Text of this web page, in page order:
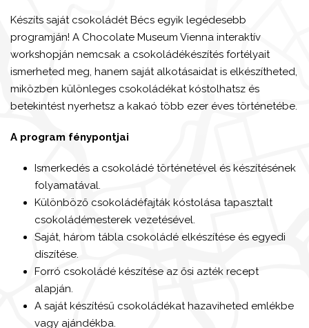
Készíts saját csokoládét Bécs egyik legédesebb
programján! A Chocolate Museum Vienna interaktív
workshopján nemcsak a csokoládékészítés fortélyait
ismerheted meg, hanem saját alkotásaidat is elkészítheted,
miközben különleges csokoládékat kóstolhatsz és
betekintést nyerhetsz a kakaó több ezer éves történetébe.
A program fénypontjai
Ismerkedés a csokoládé történetével és készítésének
folyamatával.
Különböző csokoládéfajták kóstolása tapasztalt
csokoládémesterek vezetésével.
Saját, három tábla csokoládé elkészítése és egyedi
díszítése.
Forró csokoládé készítése az ősi azték recept
alapján.
A saját készítésű csokoládékat hazaviheted emlékbe
vagy ajándékba.